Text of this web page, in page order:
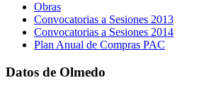
Obras
Convocatorias a Sesiones 2013
Convocatorias a Sesiones 2014
Plan Anual de Compras PAC
Datos de Olmedo